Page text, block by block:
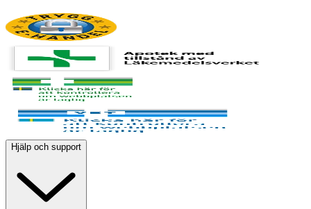
Hjälp och support